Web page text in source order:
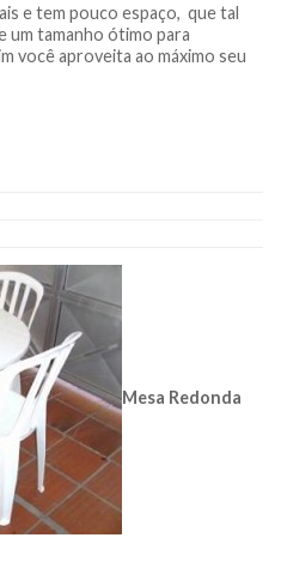
e tem pouco espaço, que tal
um tamanho ótimo para
você aproveita ao máximo seu
Mesa Redonda